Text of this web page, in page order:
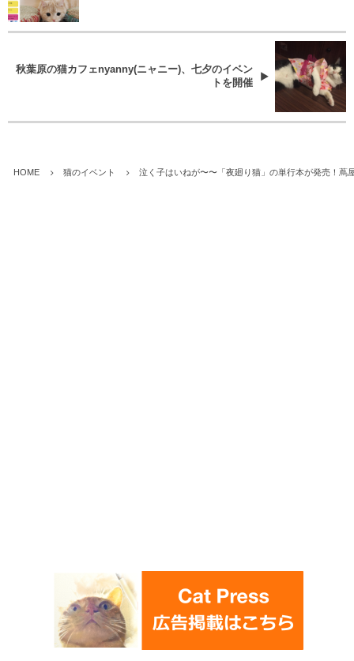
秋葉原の猫カフェnyanny(ニャニー)、七夕のイベン
トを開催
HOME 猫のイベント 泣く子はいねが〜〜「夜廻り猫」の単行本が発売！蔦